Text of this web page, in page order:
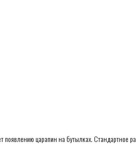
появлению царапин на бутылках. Стандартное